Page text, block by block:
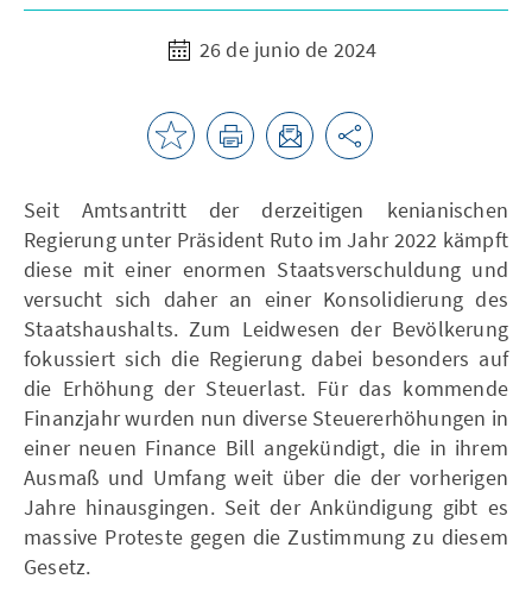
26 de junio de 2024
Seit Amtsantritt der derzeitigen kenianischen
Regierung unter Präsident Ruto im Jahr 2022 kämpft
diese mit einer enormen Staatsverschuldung und
versucht sich daher an einer Konsolidierung des
Staatshaushalts. Zum Leidwesen der Bevölkerung
fokussiert sich die Regierung dabei besonders auf
die Erhöhung der Steuerlast. Für das kommende
Finanzjahr wurden nun diverse Steuererhöhungen in
einer neuen Finance Bill angekündigt, die in ihrem
Ausmaß und Umfang weit über die der vorherigen
Jahre hinausgingen. Seit der Ankündigung gibt es
massive Proteste gegen die Zustimmung zu diesem
Gesetz.